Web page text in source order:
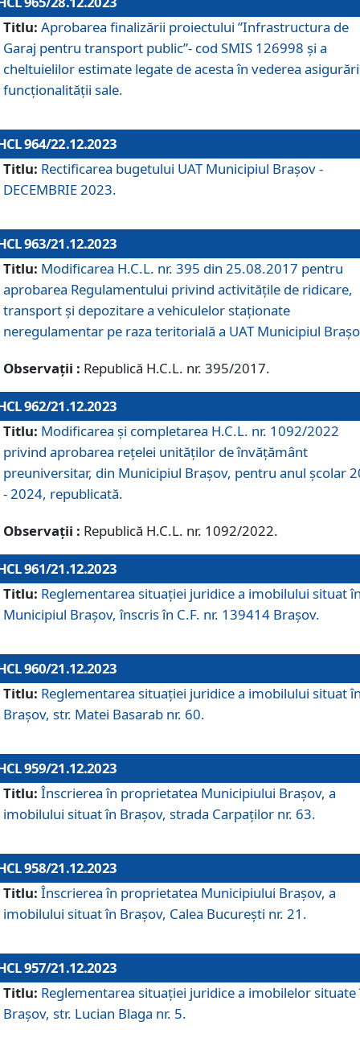
Titlu: Aprobarea finalizării proiectului ”Infrastructura de
Garaj pentru transport public”- cod SMIS 126998 și a
cheltuielilor estimate legate de acesta în vederea
funcționalității sale.
964/22.12.2023
Titlu: Rectificarea bugetului UAT Municipiul Braşov -
DECEMBRIE 2023.
963/21.12.2023
Titlu: Modificarea H.C.L. nr. 395 din 25.08.2017 pentru
aprobarea Regulamentului privind activitățile de ridicare,
transport şi depozitare a vehiculelor staționate
neregulamentar pe raza teritorială a UAT Municipiul
Observații : Republică H.C.L. nr. 395/2017.
962/21.12.2023
Titlu: Modificarea și completarea H.C.L. nr. 1092/2022
privind aprobarea rețelei unităților de învăţământ
preuniversitar, din Municipiul Braşov, pentru anul școlar
- 2024, republicată.
Observații : Republică H.C.L. nr. 1092/2022.
961/21.12.2023
Titlu: Reglementarea situației juridice a imobilului situat
Municipiul Brașov, înscris în C.F. nr. 139414 Brașov.
960/21.12.2023
Titlu: Reglementarea situației juridice a imobilului situat
Brașov, str. Matei Basarab nr. 60.
959/21.12.2023
Titlu: Înscrierea în proprietatea Municipiului Brașov, a
imobilului situat în Brașov, strada Carpaților nr. 63.
958/21.12.2023
Titlu: Înscrierea în proprietatea Municipiului Brașov, a
imobilului situat în Brașov, Calea București nr. 21.
957/21.12.2023
Titlu: Reglementarea situației juridice a imobilelor situate
Brașov, str. Lucian Blaga nr. 5.